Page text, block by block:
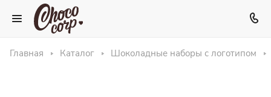
Главная Каталог Шоколадные наборы с логотипом